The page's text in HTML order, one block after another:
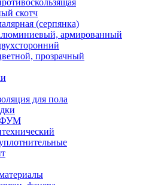
скотч
(серпянка)
армированный
прозрачный
для пола
ФУМ